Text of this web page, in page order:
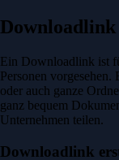
Downloadlink
Ein Downloadlink ist
Personen
oder auch ganze
ganz bequem
Unternehmen teilen.
Downloadlink